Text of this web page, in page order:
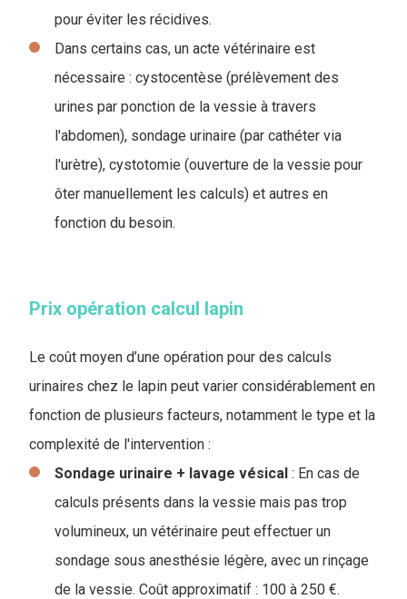
pour éviter les récidives.
Dans certains cas, un acte vétérinaire est
nécessaire : cystocentèse (prélèvement des
urines par ponction de la vessie à travers
l'abdomen), sondage urinaire (par cathéter via
l'urètre), cystotomie (ouverture de la vessie pour
ôter manuellement les calculs) et autres en
fonction du besoin.
Prix opération calcul lapin
Le coût moyen d’une opération pour des calculs
urinaires chez le lapin peut varier considérablement en
fonction de plusieurs facteurs, notamment le type et la
complexité de l'intervention :
Sondage urinaire + lavage vésical : En cas de
calculs présents dans la vessie mais pas trop
volumineux, un vétérinaire peut effectuer un
sondage sous anesthésie légère, avec un rinçage
de la vessie. Coût approximatif : 100 à 250 €.